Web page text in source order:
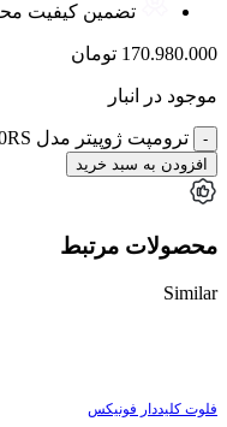
تضمین کیفیت
170.980.000 تومان
موجود در انبار
ترومپت ژوپیتر مدل JTR700RS عدد
افزودن به سبد خرید
محصولات مرتبط
Similar
فلوت کلیددار فونیکس